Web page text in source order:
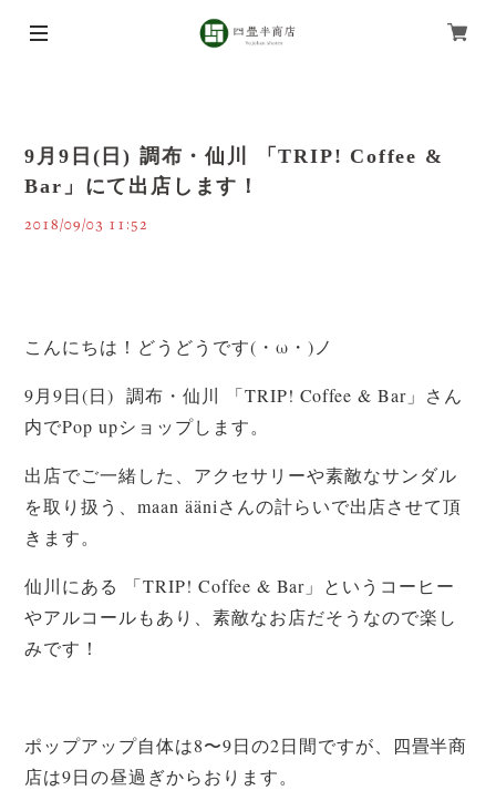
9月9日(日) 調布・仙川 「TRIP! Coffee &
Bar」にて出店します！
2018/09/03 11:52
こんにちは！どうどうです(・ω・)ノ
9月9日(日) 調布・仙川 「TRIP! Coffee & Bar」さん
内でPop upショップします。
出店でご一緒した、アクセサリーや素敵なサンダル
を取り扱う、maan ääniさんの計らいで出店させて頂
きます。
仙川にある 「TRIP! Coffee & Bar」というコーヒー
やアルコールもあり、素敵なお店だそうなので楽し
みです！
ポップアップ自体は8〜9日の2日間ですが、四畳半商
店は9日の昼過ぎからおります。